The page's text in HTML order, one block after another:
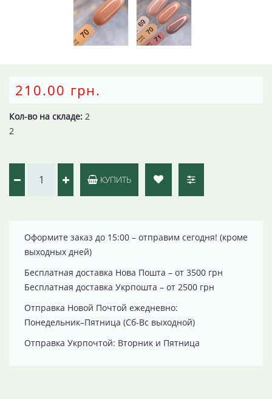
210.00 грн.
Кол-во на складе: 2
2
КУПИТЬ
Оформите заказ до 15:00 – отправим сегодня! (кроме
выходных дней)
Бесплатная доставка Нова Пошта – от 3500 грн
Бесплатная доставка Укрпошта – от 2500 грн
Отправка Новой Почтой ежедневно:
Понедельник–Пятница (Сб-Вс выходной)
Отправка Укрпочтой: Вторник и Пятница